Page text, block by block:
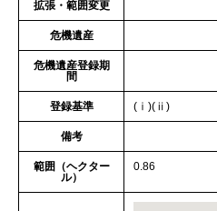
拡張・範囲変更
危機遺産
危機遺産登録期
間
登録基準 (ⅰ)(ⅱ)
備考
範囲（ヘクター
ル）
0.86